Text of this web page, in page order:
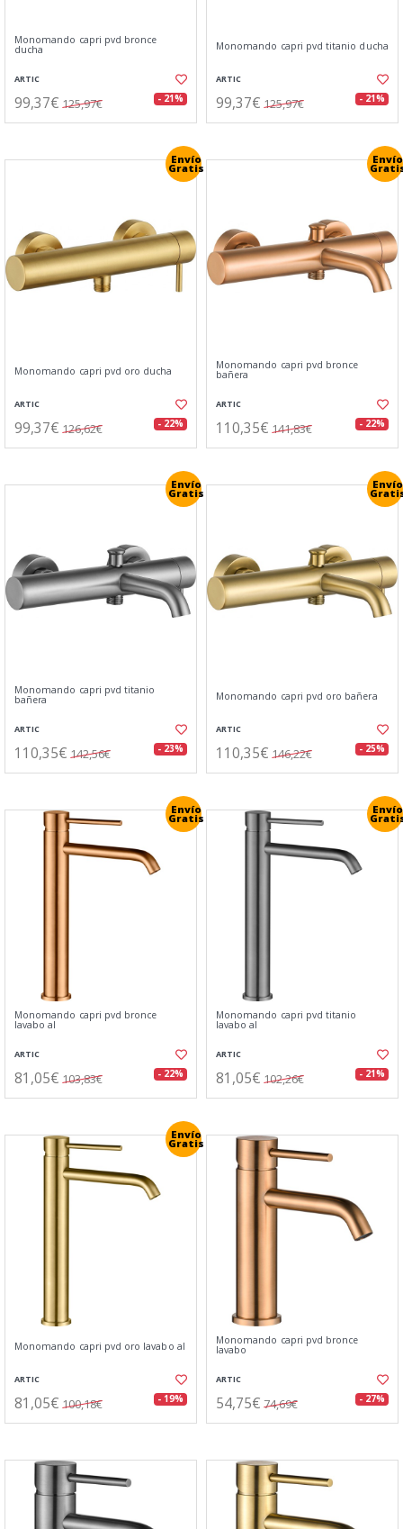
Monomando capri pvd bronce
ducha
ARTIC
99,37€ 125,97€ - 21%
Monomando capri pvd titanio ducha
ARTIC
99,37€ 125,97€ - 21%
Envío
Gratis
Monomando capri pvd oro ducha
ARTIC
99,37€ 126,62€ - 22%
Envío
Monomando capri pvd bronce
bañera
ARTIC
110,35€ 141,83€ - 22%
Envío
Gratis
Monomando capri pvd titanio
bañera
ARTIC
110,35€ 142,56€ - 23%
Envío
Monomando capri pvd oro bañera
ARTIC
110,35€ 146,22€ - 25%
Envío
Gratis
Monomando capri pvd bronce
lavabo al
ARTIC
81,05€ 103,83€ - 22%
Envío
Monomando capri pvd titanio
lavabo al
ARTIC
81,05€ 102,26€ - 21%
Envío
Gratis
Monomando capri pvd oro lavabo al
ARTIC
81,05€ 100,18€ - 19%
Monomando capri pvd bronce
lavabo
ARTIC
54,75€ 74,69€ - 27%